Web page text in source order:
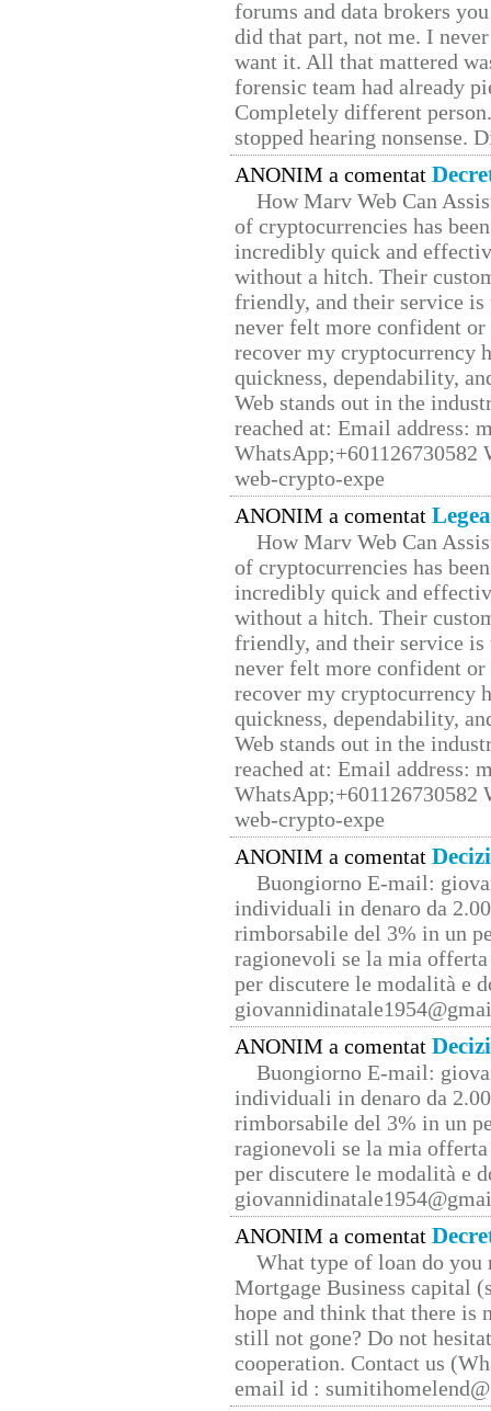
forums and data brokers
did that part, not me. I
want it. All that mattered
forensic team had already
Completely different
stopped hearing nonsense.
ANONIM a comentat
How Marv Web Can
of cryptocurrencies has
incredibly quick and
without a hitch. Their
friendly, and their service
never felt more confident
recover my cryptocurrency
quickness, dependability,
Web stands out in the
reached at: Email address:
web-crypto-expe
ANONIM a comentat
How Marv Web Can
of cryptocurrencies has
incredibly quick and
without a hitch. Their
friendly, and their service
never felt more confident
recover my cryptocurrency
quickness, dependability,
Web stands out in the
reached at: Email address:
web-crypto-expe
ANONIM a comentat
Buongiorno E-mail:
individuali in denaro da
rimborsabile del 3% in un
ragionevoli se la mia
per discutere le modalità e
ANONIM a comentat
Buongiorno E-mail:
individuali in denaro da
rimborsabile del 3% in un
ragionevoli se la mia
per discutere le modalità e
ANONIM a comentat
What type of loan do you
Mortgage Business capital
hope and think that there is
still not gone? Do not
cooperation. Contact us
email id :